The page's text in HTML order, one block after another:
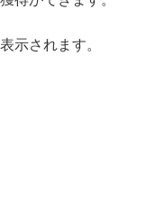
示されます。